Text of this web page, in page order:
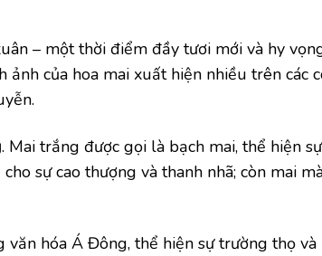
– một thời điểm đầy tươi mới và hy
của hoa mai xuất hiện nhiều trên các
. Mai trắng được gọi là bạch mai, thể hiện
sự cao thượng và thanh nhã; còn mai
hóa Á Đông, thể hiện sự trường thọ và